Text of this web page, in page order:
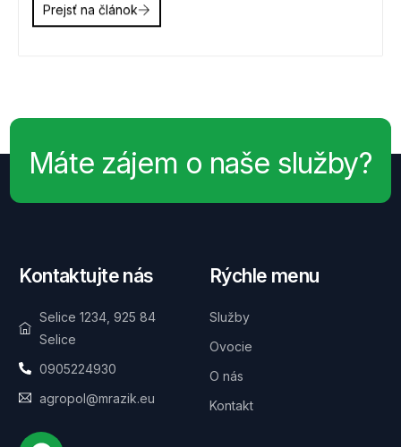
Prejsť na článok
Máte zájem o naše služby?
Kontaktujte nás
Selice 1234, 925 84
Selice
0905224930
agropol@mrazik.eu
Rýchle menu
Služby
Ovocie
O nás
Kontakt